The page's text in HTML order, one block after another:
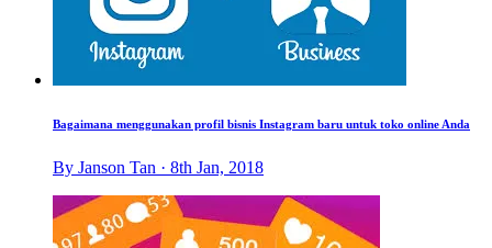
Bagaimana menggunakan profil bisnis Instagram baru untuk toko online Anda
By Janson Tan · 8th Jan, 2018